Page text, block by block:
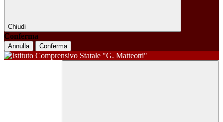
Chiudi
Conferma
Annulla Conferma